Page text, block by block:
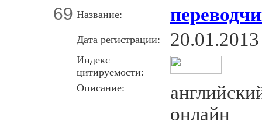
69 Название:
Дата регистрации: 20.01.2013
Индекс
цитируемости:
Описание:
онлайн